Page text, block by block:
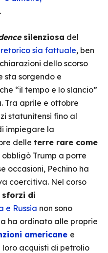
.
silenziosa del
sia fattuale, ben
dello scorso
sta sorgendo e
“il tempo e lo slancio”
Tra aprile e ottobre
statunitensi fino al
impiegare la
delle terre rare come
obbligò Trump a porre
occasioni, Pechino ha
coercitiva. Nel corso
sforzi di
e Russia non sono
ha ordinato alle proprie
americane e
acquisti di petrolio